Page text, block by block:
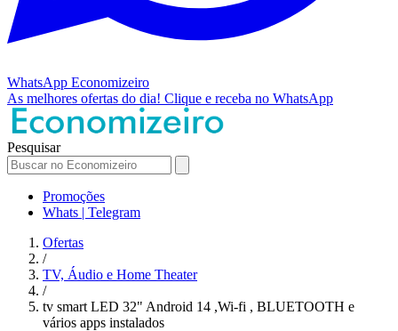
WhatsApp Economizeiro
As melhores ofertas do dia! Clique e receba no WhatsApp
Pesquisar
Promoções
Whats | Telegram
Ofertas
/
TV, Áudio e Home Theater
/
tv smart LED 32" Android 14 ,Wi-fi , BLUETOOTH e
vários apps instalados